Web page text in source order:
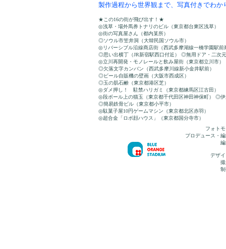
製作過程から世界観まで、写真付きでわか
★この16の街が飛び出す！★
◎浅草・場外馬券トナリのビル（東京都台東区浅草）
◎街の写真屋さん（都内某所）
◎ソウル市笠井洞（大韓民国ソウル市）
◎リバーシブル沿線商店街（西武多摩湖線一橋学園駅前
◎思い出横丁（JR新宿駅西口付近） ◎無用ドア・二次
◎立川再開発・モノレールと飲み屋街（東京都立川市）
◎欠落文字カンバン（西武多摩川線新小金井駅前）
◎ビール自販機の壁画（大阪市西成区）
◎玉の肌石鹸（東京都港区芝）
◎ダメ押し！ 駐禁ハリガミ（東京都練馬区江古田）
◎段ボール上の猫玉（東京都千代田区神田神保町） ◎
◎簡易鉄骨ビル（東京都小平市）
◎駄菓子屋10円ゲームマシン（東京都北区赤羽）
◎超合金「ロボ顔ハウス」（東京都国分寺市）
フォト
プロデュース・
デザ